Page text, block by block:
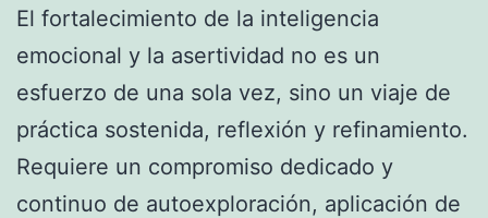
El fortalecimiento de la inteligencia
emocional y la asertividad no es un
esfuerzo de una sola vez, sino un viaje de
práctica sostenida, reflexión y refinamiento.
Requiere un compromiso dedicado y
continuo de autoexploración, aplicación de